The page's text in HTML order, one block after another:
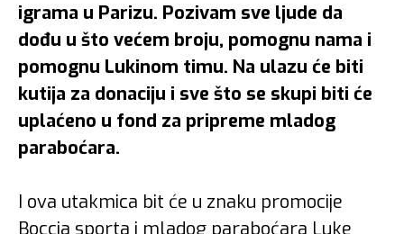
igrama u Parizu. Pozivam sve ljude da
dođu u što većem broju, pomognu nama i
pomognu Lukinom timu. Na ulazu će biti
kutija za donaciju i sve što se skupi biti će
uplaćeno u fond za pripreme mladog
paraboćara.
I ova utakmica bit će u znaku promocije
Boccia sporta i mladog paraboćara Luke